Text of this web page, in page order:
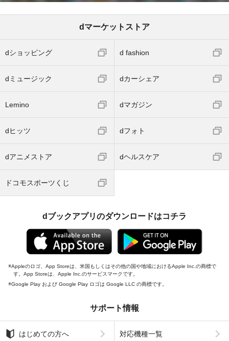
dマーケットストア
dショッピング d fashion
dミュージック dカーシェア
Lemino dマガジン
dヒッツ dフォト
dアニメストア dヘルスケア
ドコモスポーツくじ
dブックアプリのダウンロードはコチラ
Appleのロゴ、App Storeは、米国もしくはその他の国や地域におけるApple Inc.の商標で
す。App Storeは、Apple Inc.のサービスマークです。
Google Play および Google Play ロゴは Google LLC の商標です。
サポート情報
はじめての方へ 対応機種一覧